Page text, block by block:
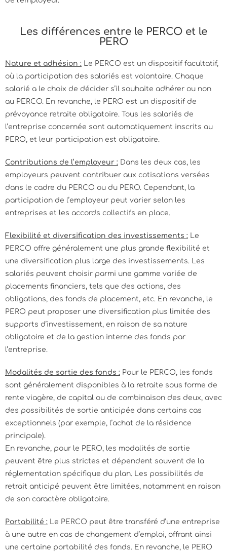
Les différences entre le PERCO et le
PERO
Nature et adhésion : Le PERCO est un dispositif facultatif,
où la participation des salariés est volontaire. Chaque
salarié a le choix de décider s’il souhaite adhérer ou non
au PERCO. En revanche, le PERO est un dispositif de
prévoyance retraite obligatoire. Tous les salariés de
l’entreprise concernée sont automatiquement inscrits au
PERO, et leur participation est obligatoire.
Contributions de l’employeur : Dans les deux cas, les
employeurs peuvent contribuer aux cotisations versées
dans le cadre du PERCO ou du PERO. Cependant, la
participation de l’employeur peut varier selon les
entreprises et les accords collectifs en place.
Flexibilité et diversification des investissements : Le
PERCO offre généralement une plus grande flexibilité et
une diversification plus large des investissements. Les
salariés peuvent choisir parmi une gamme variée de
placements financiers, tels que des actions, des
obligations, des fonds de placement, etc. En revanche, le
PERO peut proposer une diversification plus limitée des
supports d’investissement, en raison de sa nature
obligatoire et de la gestion interne des fonds par
l’entreprise.
Modalités de sortie des fonds : Pour le PERCO, les fonds
sont généralement disponibles à la retraite sous forme de
rente viagère, de capital ou de combinaison des deux, avec
des possibilités de sortie anticipée dans certains cas
exceptionnels (par exemple, l’achat de la résidence
principale).
En revanche, pour le PERO, les modalités de sortie
peuvent être plus strictes et dépendent souvent de la
réglementation spécifique du plan. Les possibilités de
retrait anticipé peuvent être limitées, notamment en raison
de son caractère obligatoire.
Portabilité : Le PERCO peut être transféré d’une entreprise
à une autre en cas de changement d’emploi, offrant ainsi
une certaine portabilité des fonds. En revanche, le PERO